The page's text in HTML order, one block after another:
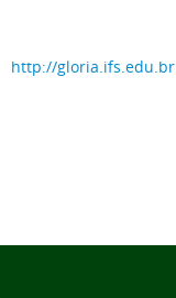
http://gloria.ifs.edu.br